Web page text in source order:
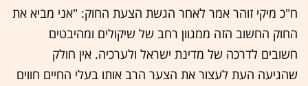
ח"כ מיקי זוהר אמר לאחר הגשת הצעת החוק: "אני מביא את
החוק החשוב הזה ממגוון רחב של שיקולים ומהיבטים
חשובים לדרכה של מדינת ישראל ולערכיה. אין חולק
שהגיעה העת לעצור את הצער הרב אותו בעלי החיים חווים